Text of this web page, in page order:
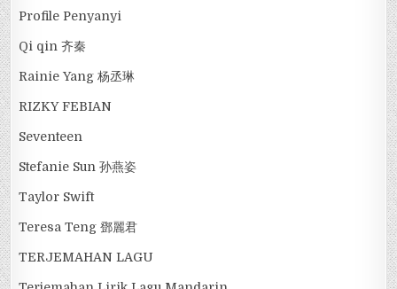
Profile Penyanyi
Qi qin 齐秦
Rainie Yang 杨丞琳
RIZKY FEBIAN
Seventeen
Stefanie Sun 孙燕姿
Taylor Swift
Teresa Teng 鄧麗君
TERJEMAHAN LAGU